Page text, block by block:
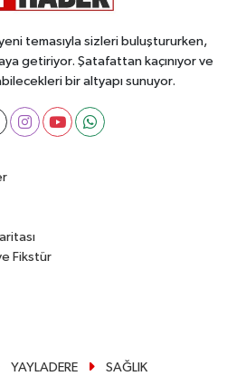
temasıyla sizleri buluştururken,
getiriyor. Şatafattan kaçınıyor ve
bir altyapı sunuyor.
Fikstür
YAYLADERE
SAĞLIK